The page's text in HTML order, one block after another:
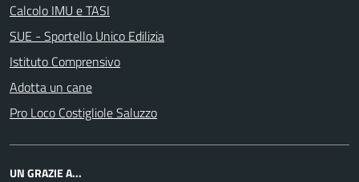
Calcolo IMU e TASI
SUE - Sportello Unico Edilizia
Istituto Comprensivo
Adotta un cane
Pro Loco Costigliole Saluzzo
UN GRAZIE A...